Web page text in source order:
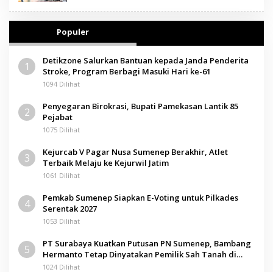
Populer
1
Detikzone Salurkan Bantuan kepada Janda Penderita
Stroke, Program Berbagi Masuki Hari ke-61
1094 Dilihat
2
Penyegaran Birokrasi, Bupati Pamekasan Lantik 85
Pejabat
1075 Dilihat
3
Kejurcab V Pagar Nusa Sumenep Berakhir, Atlet
Terbaik Melaju ke Kejurwil Jatim
1061 Dilihat
4
Pemkab Sumenep Siapkan E-Voting untuk Pilkades
Serentak 2027
1053 Dilihat
5
PT Surabaya Kuatkan Putusan PN Sumenep, Bambang
Hermanto Tetap Dinyatakan Pemilik Sah Tanah di
Pamolokan
1024 Dilihat